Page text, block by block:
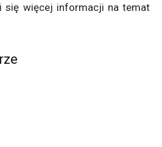
się więcej informacji na temat